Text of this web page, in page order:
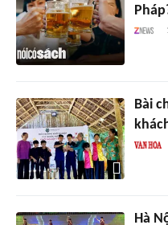
Bài
Hà